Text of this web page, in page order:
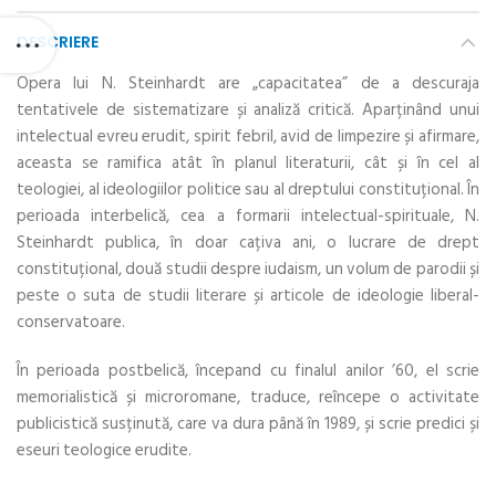
DESCRIERE
Opera lui N. Steinhardt are „capacitatea” de a descuraja
tentativele de sistematizare și analiză critică. Aparținând unui
intelectual evreu erudit, spirit febril, avid de limpezire și afirmare,
aceasta se ramifica atât în planul literaturii, cât și în cel al
teologiei, al ideologiilor politice sau al dreptului constituțional. În
perioada interbelică, cea a formarii intelectual-spirituale, N.
Steinhardt publica, în doar cațiva ani, o lucrare de drept
constituțional, două studii despre iudaism, un volum de parodii și
peste o suta de studii literare și articole de ideologie liberal-
conservatoare.
În perioada postbelică, începand cu finalul anilor ’60, el scrie
memorialistică și microromane, traduce, reîncepe o activitate
publicistică susținută, care va dura până în 1989, și scrie predici și
eseuri teologice erudite.